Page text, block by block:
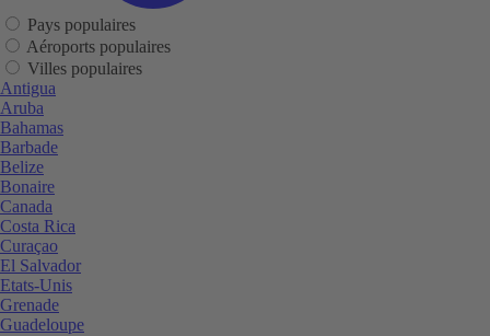
Pays populaires
Aéroports populaires
Villes populaires
Antigua
Aruba
Bahamas
Barbade
Belize
Bonaire
Canada
Costa Rica
Curaçao
El Salvador
Etats-Unis
Grenade
Guadeloupe